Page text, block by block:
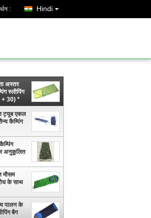
: Hindi
अस्तर
स्लीपिंग
30) *
लिफाफा
ट्यूब एकल
कैम्पिंग
अनुकूलित
मौसम
के साथ
पालन के
बैग